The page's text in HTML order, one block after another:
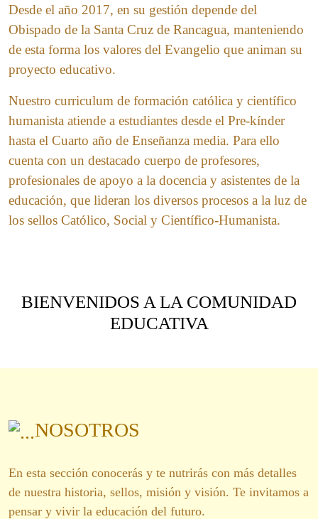
Desde el año 2017, en su gestión depende del
Obispado de la Santa Cruz de Rancagua, manteniendo
de esta forma los valores del Evangelio que animan su
proyecto educativo.
Nuestro curriculum de formación católica y científico
humanista atiende a estudiantes desde el Pre-kínder
hasta el Cuarto año de Enseñanza media. Para ello
cuenta con un destacado cuerpo de profesores,
profesionales de apoyo a la docencia y asistentes de la
educación, que lideran los diversos procesos a la luz de
los sellos Católico, Social y Científico-Humanista.
BIENVENIDOS A LA COMUNIDAD
EDUCATIVA
NOSOTROS
En esta sección conocerás y te nutrirás con más detalles
de nuestra historia, sellos, misión y visión. Te invitamos a
pensar y vivir la educación del futuro.